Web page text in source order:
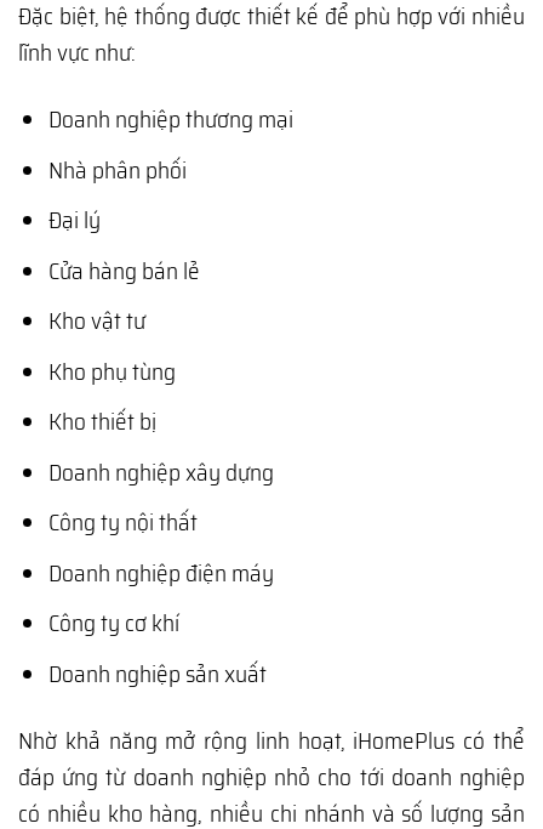
Đặc biệt, hệ thống được thiết kế để phù hợp với nhiều
lĩnh vực như:
Doanh nghiệp thương mại
Nhà phân phối
Đại lý
Cửa hàng bán lẻ
Kho vật tư
Kho phụ tùng
Kho thiết bị
Doanh nghiệp xây dựng
Công ty nội thất
Doanh nghiệp điện máy
Công ty cơ khí
Doanh nghiệp sản xuất
Nhờ khả năng mở rộng linh hoạt, iHomePlus có thể
đáp ứng từ doanh nghiệp nhỏ cho tới doanh nghiệp
có nhiều kho hàng, nhiều chi nhánh và số lượng sản